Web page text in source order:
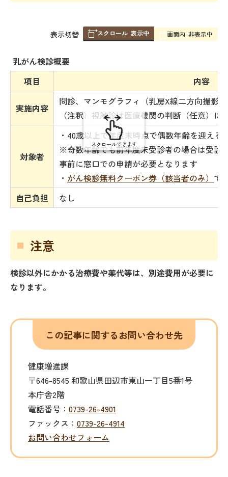
表
み
の
表示切替 スクロール 表示中 画面内 非表示中
乳がん検診概要
項目
内容
実施内容
問診、マンモグラフィ（乳房X線二方向撮影
（注釈）視触診は医療機関の判断（任意）に
対象者
・40歳以上で年度末時点で偶数年齢を迎える
※奇数年齢でも前年度未受診者の場合は受診
事前に窓口での申請が必要となります
・ がん検診無料クーポン券（該当者のみ） で
自己負担
なし
スクロールできます
注意
検診以外にかかる治療費や薬代等は、別途費用が必要に
なります。
この記事に関するお問い合わせ先
健康増進課
〒646-8545 和歌山県田辺市東山一丁目5番1号
本庁舎2階
電話番号： 0739-26-4901
ファックス： 0739-26-4914
お問い合わせフォーム